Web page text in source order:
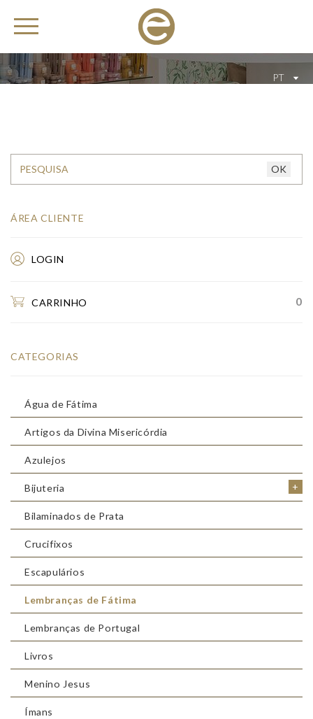
PT
ÁREA CLIENTE
LOGIN
CARRINHO 0
CATEGORIAS
Água de Fátima
Artigos da Divina Misericórdia
Azulejos
+
Bijuteria
Bilaminados de Prata
Crucifixos
Escapulários
Lembranças de Fátima
Lembranças de Portugal
Livros
Menino Jesus
Ímans